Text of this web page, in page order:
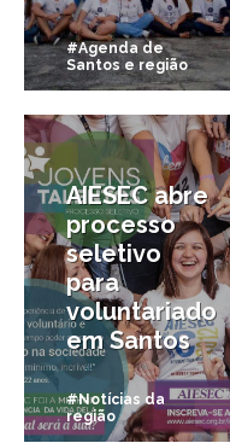
#Agenda de
Santos e região
11/02/2014
AIESEC abre
processo
seletivo
para
voluntariado
em Santos
#Notícias da
região